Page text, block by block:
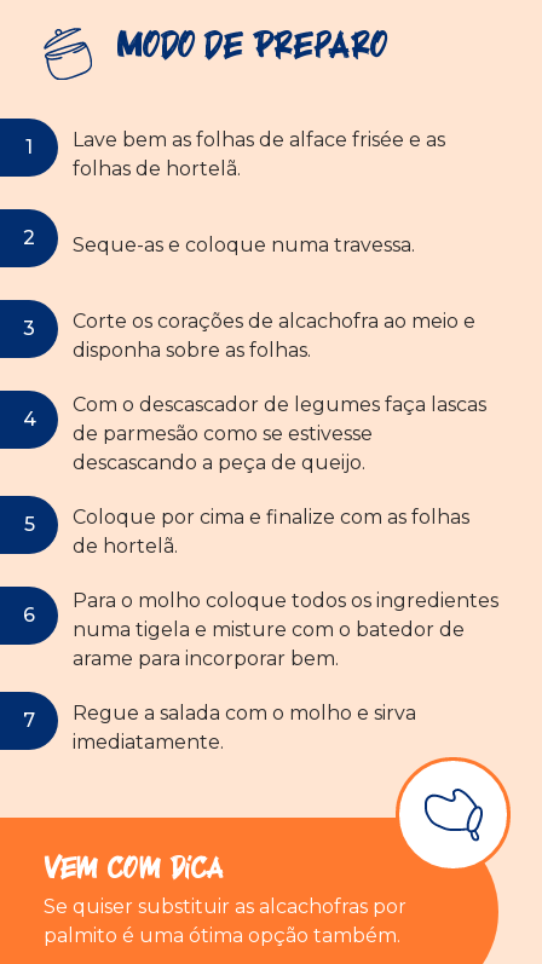
Modo de Preparo
Lave bem as folhas de alface frisée e as
folhas de hortelã.
Seque-as e coloque numa travessa.
Corte os corações de alcachofra ao meio e
disponha sobre as folhas.
Com o descascador de legumes faça lascas
de parmesão como se estivesse
descascando a peça de queijo.
Coloque por cima e finalize com as folhas
de hortelã.
Para o molho coloque todos os ingredientes
numa tigela e misture com o batedor de
arame para incorporar bem.
Regue a salada com o molho e sirva
imediatamente.
Vem com Dica
Se quiser substituir as alcachofras por
palmito é uma ótima opção também.